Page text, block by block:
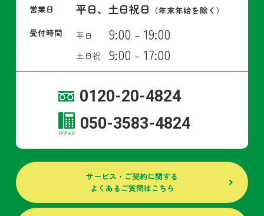
営業日 平日、土日祝日 （年末年始を除く）
受付時間
平日 9:00 - 19:00
土日祝 9:00 - 17:00
0120-20-4824
050-3583-4824
サービス・ご契約に関する
よくあるご質問はこちら